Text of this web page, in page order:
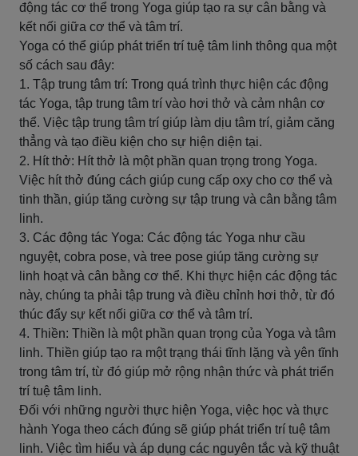
động tác cơ thể trong Yoga giúp tạo ra sự cân bằng và
kết nối giữa cơ thể và tâm trí.
Yoga có thể giúp phát triển trí tuệ tâm linh thông qua một
số cách sau đây:
1. Tập trung tâm trí: Trong quá trình thực hiện các động
tác Yoga, tập trung tâm trí vào hơi thở và cảm nhận cơ
thể. Việc tập trung tâm trí giúp làm dịu tâm trí, giảm căng
thẳng và tạo điều kiện cho sự hiện diện tại.
2. Hít thở: Hít thở là một phần quan trọng trong Yoga.
Việc hít thở đúng cách giúp cung cấp oxy cho cơ thể và
tinh thần, giúp tăng cường sự tập trung và cân bằng tâm
linh.
3. Các động tác Yoga: Các động tác Yoga như cầu
nguyệt, cobra pose, và tree pose giúp tăng cường sự
linh hoạt và cân bằng cơ thể. Khi thực hiện các động tác
này, chúng ta phải tập trung và điều chỉnh hơi thở, từ đó
thúc đẩy sự kết nối giữa cơ thể và tâm trí.
4. Thiền: Thiền là một phần quan trọng của Yoga và tâm
linh. Thiền giúp tạo ra một trạng thái tĩnh lặng và yên tĩnh
trong tâm trí, từ đó giúp mở rộng nhận thức và phát triển
trí tuệ tâm linh.
Đối với những người thực hiện Yoga, việc học và thực
hành Yoga theo cách đúng sẽ giúp phát triển trí tuệ tâm
linh. Việc tìm hiểu và áp dụng các nguyên tắc và kỹ thuật